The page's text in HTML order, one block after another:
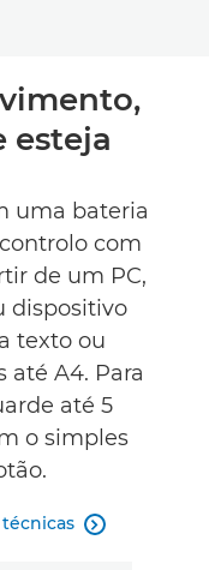
breadcrumbs
esteja
uma bateria
com
de um PC,
dispositivo
texto ou
até A4. Para
até 5
o simples
